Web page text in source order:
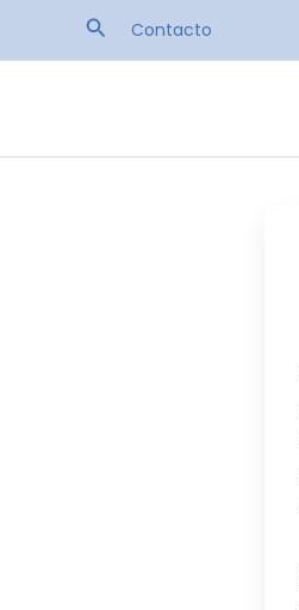
BuscarContacto